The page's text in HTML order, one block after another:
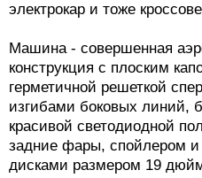
электрокар и тоже
Машина - совершенная
конструкция с плоским
герметичной решеткой
изгибами боковых линий,
красивой светодиодной
задние фары, спойлером
дисками размером 19